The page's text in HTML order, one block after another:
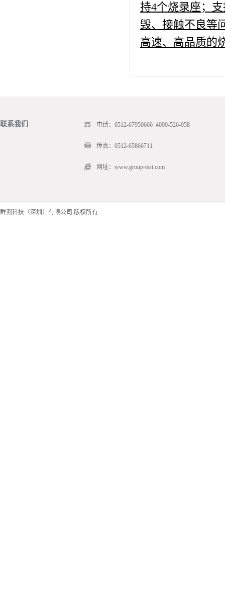
持4个烧录座；
毁、接触不良等
高速、高品质的
联系我们 电话：0512-67950666 4000-526-058
传真：0512-65866711
网址：www.group-test.com
群测科技（深圳）有限公司 版权所有